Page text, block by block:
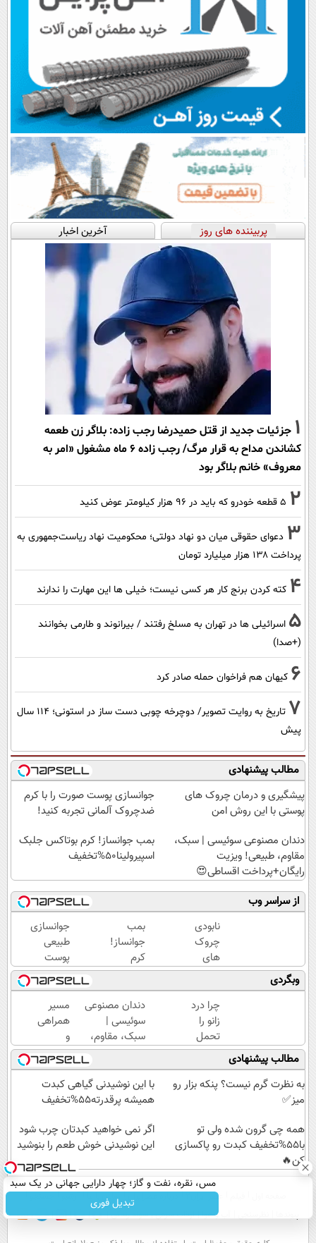
پربیننده های روز آخرین اخبار
1 جزئیات جدید از قتل حمیدرضا رجب زاده: بلاگر زن طعمه
کشاندن مداح به قرار مرگ/ رجب زاده 6 ماه مشغول «امر به
معروف» خانم بلاگر بود
2 ۵ قطعه خودرو که باید در ۹۶ هزار کیلومتر عوض کنید
3 دعوای حقوقی میان دو نهاد دولتی؛ محکومیت نهاد ریاست‌جمهوری به
پرداخت ۱۳۸ هزار میلیارد تومان
4 کته کردن برنج کار هر کسی نیست؛ خیلی ها این مهارت را ندارند
5 اسرائیلی ها در تهران به مسلخ رفتند / بیرانوند و طارمی بخوانند
(+صدا)
6 کیهان هم فراخوان حمله صادر کرد
7
تاریخ به روایت تصویر/ دوچرخه چوبی دست ساز در استونی؛ 114 سال
پیش
مطالب پیشنهادی
پیشگیری و درمان چروک های
پوستی با این روش امن
جوانسازی پوست صورت را با کرم
ضدچروک آلمانی تجربه کنید!
دندان مصنوعی سوئیسی | سبک،
مقاوم، طبیعی! ویزیت
رایگان+پرداخت اقساطی😍
بمب جوانساز! کرم بوتاکس جلبک
اسپیرولینا50%تخفیف
از سراسر وب
نابودی
چروک
های
سطحی
و عمقی
پوست با
کرم
آلمانی(45%تخفیف)
بمب
جوانساز!
کرم
بوتاکس
جلبک
اسپیرولینا50%تخفیف
جوانسازی
طبیعی
پوست
بدون
بوتاکس و
جراحی
وبگردی
چرا درد
زانو را
تحمل
می‌کنی؟
خیلی
ساده
کن
دندان مصنوعی
سوئیسی |
سبک، مقاوم،
طبیعی! ویزیت
رایگان+پرداخت
اقساطی😍
مسیر
همراهی
و
گزارش
عملکرد
گروه
اسنپ
۱۴۰۴
مطالب پیشنهادی
به نظرت گرم نیست؟ پنکه بزار رو
میز✅
با این نوشیدنی گیاهی کبدت
همیشه پرقدرته55%تخفیف
همه چی گرون شده ولی تو
با55%تخفیف کبدت رو پاکسازی
کن🔥
اگر نمی خواهید کبدتان چرب شود
این نوشیدنی خوش طعم را بنوشید
مس، نقره، نفت و گاز؛ چهار دارایی جهانی در یک سبد
تبدیل فوری
عصر ایران۲ تماس با ما
آب و هوا اوقات شرعی سواد زندگی